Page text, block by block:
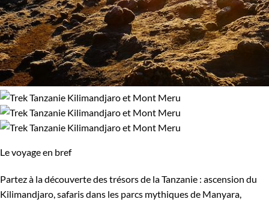
Le voyage en bref
Partez à la découverte des trésors de la Tanzanie : ascension du
Kilimandjaro, safaris dans les parcs mythiques de Manyara,